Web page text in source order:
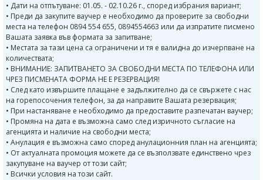
• Дати на отпътуване: 01.05. - 02.10.26 г., според избрания вариант;
• Преди да закупите ваучер е необходимо да проверите за свободни
места на телефон 0894 554 655, 0894554663 или да изпратите писмено
Вашата заявка във формата за запитване;
• Местата за тази цена са ограничени и тя е валидна до изчерпване на
количествата;
• ВНИМАНИЕ: ЗАПИТВАНЕТО ЗА СВОБОДНИ МЕСТА ПО ТЕЛЕФОНА ИЛИ
ЧРЕЗ ПИСМЕНАТА ФОРМА НЕ Е РЕЗЕРВАЦИЯ!
• След като извършите плащане е задължително да се свържете с нас
на горепосочения телефон, за да направите Вашата резервация;
• При настаняване е необходимо да предоставите разпечатан ваучер;
• Промяна на дата е възможна само след изричното съгласие на
агенцията и наличие на свободни места;
• Анулация е възможна само според анулационния план на агенцията;
• От актуалната промоция можете да се възползвате единствено чрез
закупуване на ваучер от този сайт;
• Всички условия на този сайт.